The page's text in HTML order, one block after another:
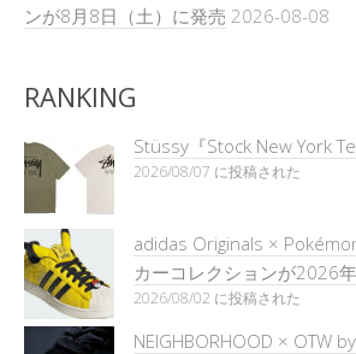
ンが8月8日（土）に発売 2026-08-08
RANKING
Stüssy『Stock New York
2026/08/07 に投稿された
adidas Originals ×
カーコレクションが2026
2026/08/02 に投稿された
NEIGHBORHOOD × OTW